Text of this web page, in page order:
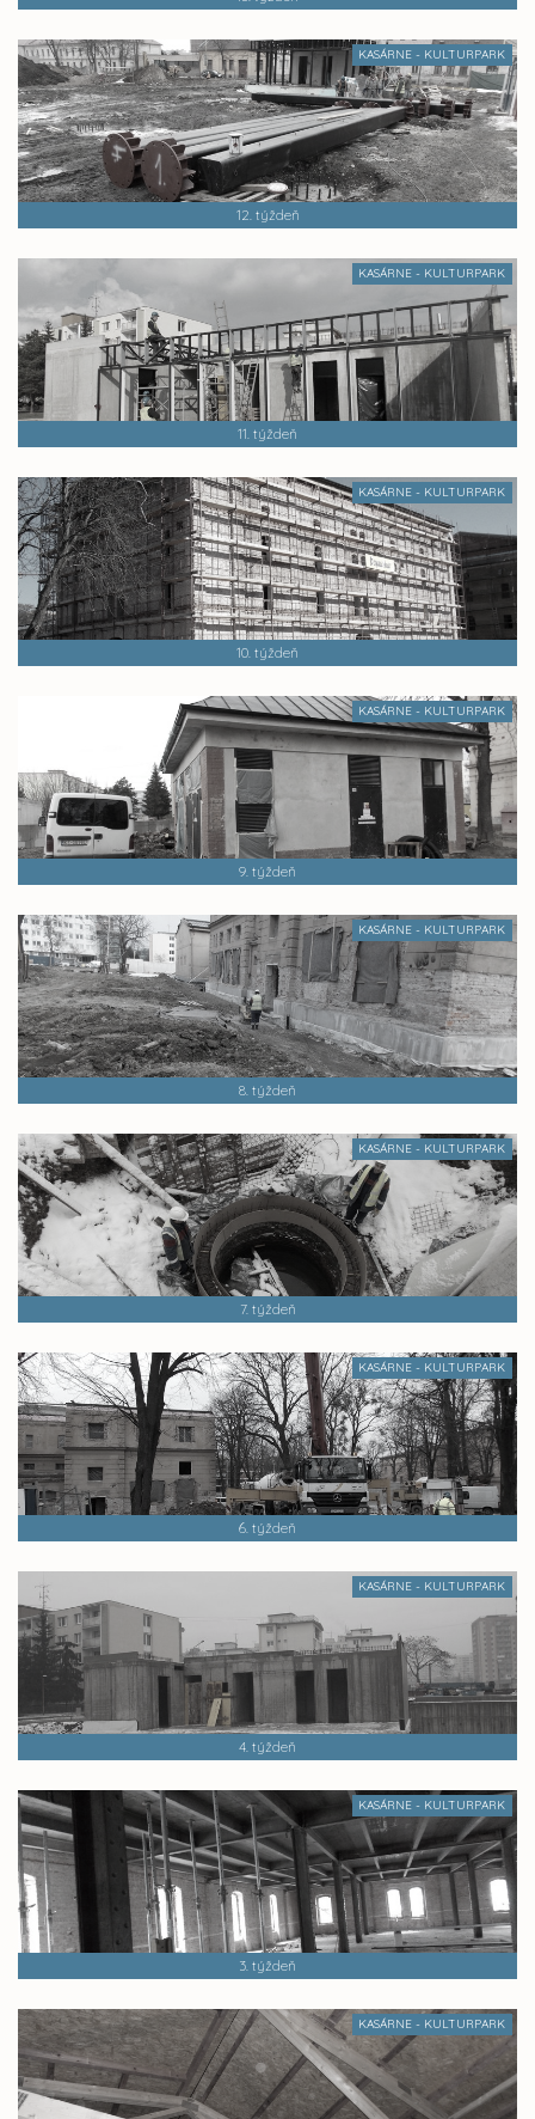
KASÁRNE - KULTURPARK
12. týždeň
KASÁRNE - KULTURPARK
11. týždeň
KASÁRNE - KULTURPARK
10. týždeň
KASÁRNE - KULTURPARK
9. týždeň
KASÁRNE - KULTURPARK
8. týždeň
KASÁRNE - KULTURPARK
7. týždeň
KASÁRNE - KULTURPARK
6. týždeň
KASÁRNE - KULTURPARK
4. týždeň
KASÁRNE - KULTURPARK
3. týždeň
KASÁRNE - KULTURPARK